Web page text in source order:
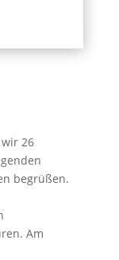
26
begrüßen.
Am